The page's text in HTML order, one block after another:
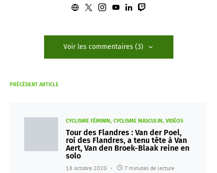
Voir les commentaires (3)
PRÉCÉDENT ARTICLE
CYCLISME FÉMININ CYCLISME MASCULIN VIDÉOS
Tour des Flandres : Van der Poel,
roi des Flandres, a tenu tête à Van
Aert, Van den Broek-Blaak reine en
solo
18 octobre 2020 7 minutes de lecture